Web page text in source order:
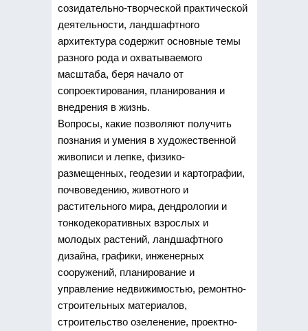
созидательно-творческой практической
деятельности, ландшафтного
архитектура содержит основные темы
разного рода и охватываемого
масштаба, беря начало от
сопроектирования, планирования и
внедрения в жизнь.
Вопросы, какие позволяют получить
познания и умения в художественной
живописи и лепке, физико-
размещенных, геодезии и картографии,
почвоведению, животного и
растительного мира, дендрологии и
тонкодекоративных взрослых и
молодых растений, ландшафтного
дизайна, графики, инженерных
сооружений, планирование и
управление недвижимостью, ремонтно-
строительных материалов,
строительство озеленение, проектно-